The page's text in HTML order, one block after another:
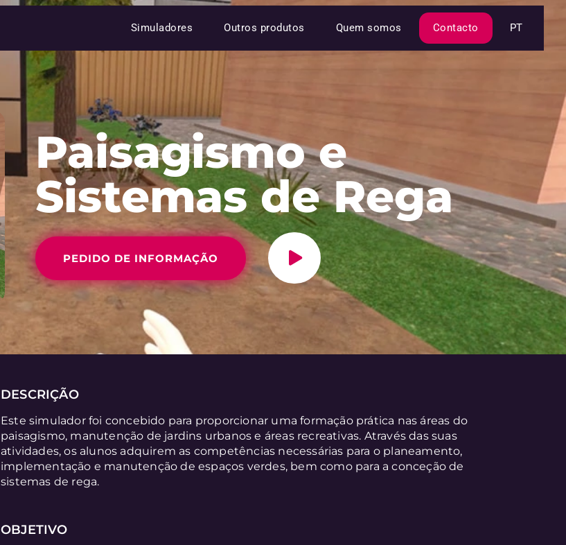
Simuladores Outros produtos Quem somos Contacto PT
Paisagismo e
Sistemas de Rega
PEDIDO DE INFORMAÇÃO
DESCRIÇÃO
Este simulador foi concebido para proporcionar uma formação prática nas áreas do
paisagismo, manutenção de jardins urbanos e áreas recreativas. Através das suas
atividades, os alunos adquirem as competências necessárias para o planeamento,
implementação e manutenção de espaços verdes, bem como para a conceção de
sistemas de rega.
OBJETIVO